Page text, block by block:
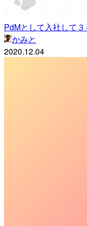
PdMとして入社して
かみと
2020.12.04